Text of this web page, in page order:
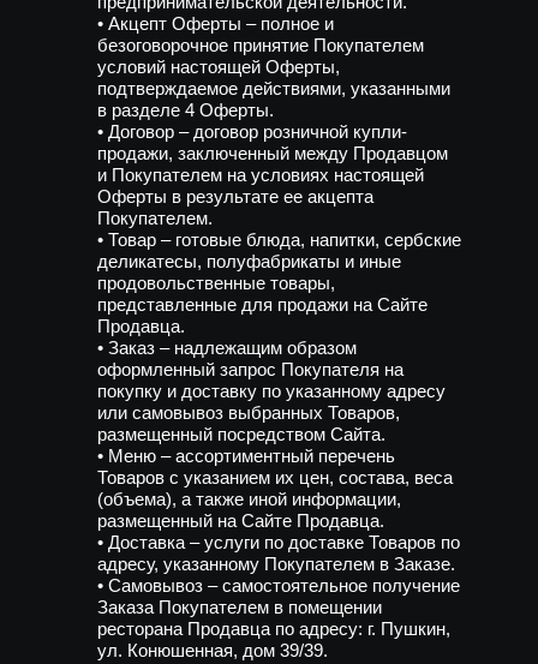
• Акцепт Оферты – полное и
безоговорочное принятие Покупателем
условий настоящей Оферты,
подтверждаемое действиями, указанными
в разделе 4 Оферты.
• Договор – договор розничной купли-
продажи, заключенный между Продавцом
и Покупателем на условиях настоящей
Оферты в результате ее акцепта
Покупателем.
• Товар – готовые блюда, напитки, сербские
деликатесы, полуфабрикаты и иные
продовольственные товары,
представленные для продажи на Сайте
Продавца.
• Заказ – надлежащим образом
оформленный запрос Покупателя на
покупку и доставку по указанному адресу
или самовывоз выбранных Товаров,
размещенный посредством Сайта.
• Меню – ассортиментный перечень
Товаров с указанием их цен, состава, веса
(объема), а также иной информации,
размещенный на Сайте Продавца.
• Доставка – услуги по доставке Товаров по
адресу, указанному Покупателем в Заказе.
• Самовывоз – самостоятельное получение
Заказа Покупателем в помещении
ресторана Продавца по адресу: г. Пушкин,
ул. Конюшенная, дом 39/39.